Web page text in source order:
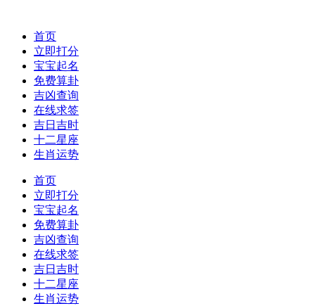
首页
立即打分
宝宝起名
免费算卦
吉凶查询
在线求签
吉日吉时
十二星座
生肖运势
首页
立即打分
宝宝起名
免费算卦
吉凶查询
在线求签
吉日吉时
十二星座
生肖运势